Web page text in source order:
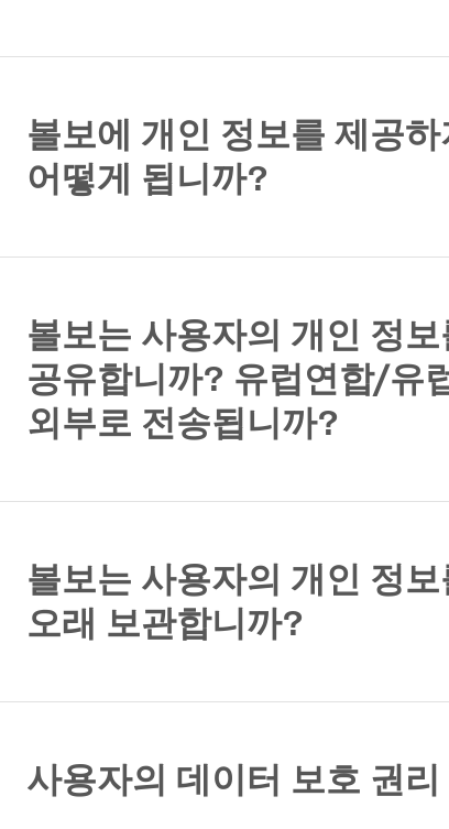
볼보에 개인 정보를 제공
어떻게 됩니까?
볼보는 사용자의 개인 정
공유합니까? 유럽연합/유
외부로 전송됩니까?
볼보는 사용자의 개인 정
오래 보관합니까?
사용자의 데이터 보호 권리